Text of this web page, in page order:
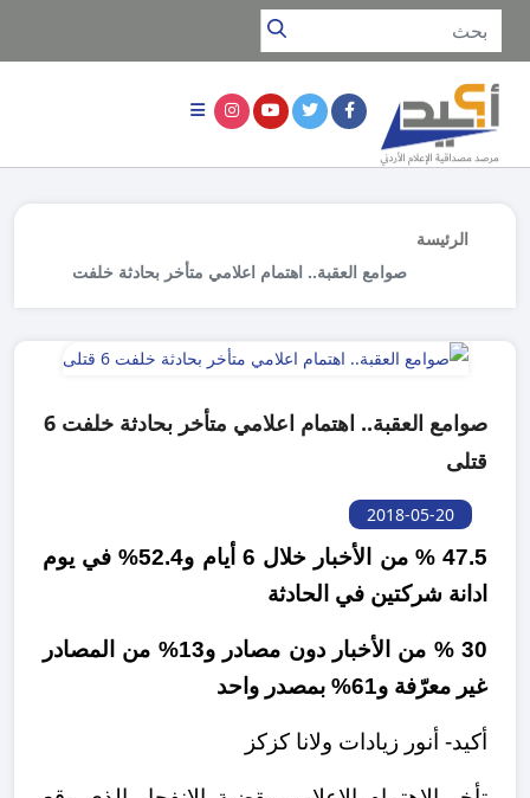
الرئيسة
صوامع العقبة.. اهتمام اعلامي متأخر بحادثة خلفت
صوامع العقبة.. اهتمام اعلامي متأخر بحادثة خلفت 6
قتلى
2018-05-20
47.5 % من الأخبار خلال 6 أيام و52.4% في يوم
ادانة شركتين في الحادثة
30 % من الأخبار دون مصادر و13% من المصادر
غير معرّفة و61% بمصدر واحد
أكيد- أنور زيادات ولانا كزكز